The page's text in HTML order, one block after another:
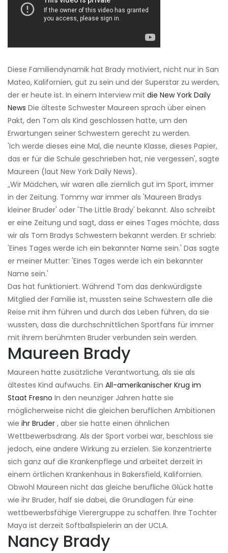
Diese Familiendynamik hat Brady motiviert, nicht nur in San
Mateo, Kalifornien, gut zu sein und der Superstar zu werden,
der er heute ist. In einem Interview mit die New York Daily
News Die älteste Schwester Maureen sprach über einen
Pakt, den Tom als Kind geschlossen hatte, um den
Erwartungen seiner Schwestern gerecht zu werden.
'Ich werde dieses eine Mal, die neunte Klasse, dieses Papier,
das er für die Schule geschrieben hat, nie vergessen', sagte
Maureen (laut New York Daily News).
„Wir Mädchen, wir waren alle ziemlich gut im Sport, immer
in der Zeitung. Tommy war immer als 'Maureen Bradys
kleiner Bruder' oder 'The Little Brady' bekannt. Also schreibt
er eine Zeitung und sagt, dass er eines Tages möchte, dass
wir als Tom Bradys Schwestern bekannt werden. Er schrieb:
'Eines Tages werde ich ein bekannter Name sein.' Das sagte
er meiner Mutter: 'Eines Tages werde ich ein bekannter
Name sein.'
Das hat funktioniert. Während Tom das denkwürdigste
Mitglied der Familie ist, mussten seine Schwestern alle die
Reise mit ihm führen und durch das Leben führen, da sie
wussten, dass die durchschnittlichen Sportfans für immer
mit ihrem berühmten Bruder verbunden sein werden.
Maureen Brady
Maureen hatte zusätzliche Verantwortung, als sie als
ältestes Kind aufwuchs. Ein All-amerikanischer Krug im
Staat Fresno In den neunziger Jahren hatte sie
möglicherweise nicht die gleichen beruflichen Ambitionen
wie ihr Bruder , aber sie hatte einen ähnlichen
Wettbewerbsdrang. Als der Sport vorbei war, beschloss sie
jedoch, eine andere Wirkung zu erzielen. Sie konzentrierte
sich ganz auf die Krankenpflege und arbeitet derzeit in
einem örtlichen Krankenhaus in Bakersfield, Kalifornien.
Obwohl Maureen nicht das gleiche berufliche Glück hatte
wie ihr Bruder, half sie dabei, die Grundlagen für eine
wettbewerbsfähige Vierergruppe zu schaffen. Ihre Tochter
Maya ist derzeit Softballspielerin an der UCLA.
Nancy Brady